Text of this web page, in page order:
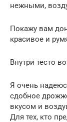
нежными,
Покажу вам
красивое и
Внутри тесто
Я очень
сдобное
вкусом и
Для тех, кто